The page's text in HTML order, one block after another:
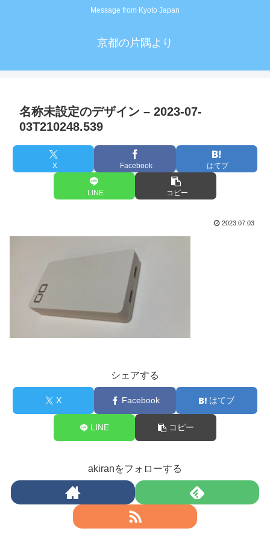
Message from Kyoto Japan
京都の片隅より
名称未設定のデザイン – 2023-07-
03T210248.539
X Facebook はてブ
LINE コピー
2023.07.03
シェアする
X Facebook はてブ
LINE コピー
akiranをフォローする